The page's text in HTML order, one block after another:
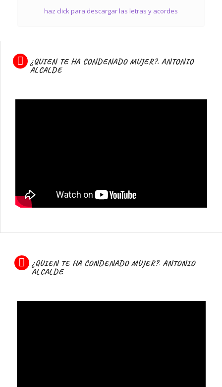
haz click para descargar las letras y acordes
¿QUIEN TE HA CONDENADO MUJER?. ANTONIO
ALCALDE
¿QUIEN TE HA CONDENADO MUJER?. ANTONIO
ALCALDE